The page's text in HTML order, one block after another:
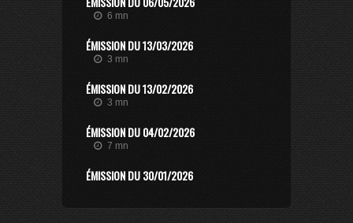
6 mn
ÉMISSION DU 13/03/2026
3 mn
ÉMISSION DU 13/02/2026
3 mn
ÉMISSION DU 04/02/2026
7 mn
ÉMISSION DU 30/01/2026
ÉMISSION DU 14/11/2025